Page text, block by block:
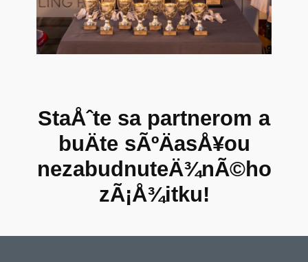
StaÅˆte sa partnerom a
buÄte sÃºÄasÅ¥ou
nezabudnuteÄ¾nÃ©ho
zÃ¡Å¾itku!